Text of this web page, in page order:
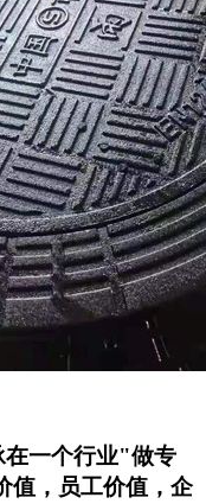
在一个行业"做专
值，员工价值，企